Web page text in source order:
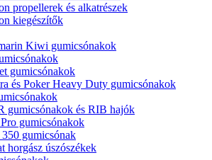
propellerek és alkatrészek
kiegészítők
Kiwi gumicsónakok
gumicsónakok
és Poker Heavy Duty gumicsónakok
gumicsónakok és RIB hajók
gumicsónakok
gumicsónak
horgász úszószékek